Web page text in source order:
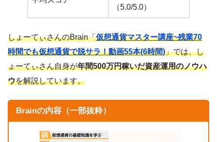
（5.0/5.0）
しょーてぃさんのBrain「仮想通貨マスター講座~残業70
時間でも仮想通貨で脱サラ！動画55本(6時間)」では、し
ょーてぃさん自身が年間500万円稼いだ資産運用のノウハ
ウを解説しています。
Brainの内容（一部抜粋）